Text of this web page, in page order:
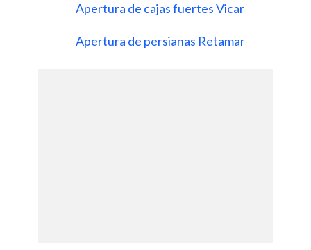
Apertura de cajas fuertes Vicar
Apertura de persianas Retamar